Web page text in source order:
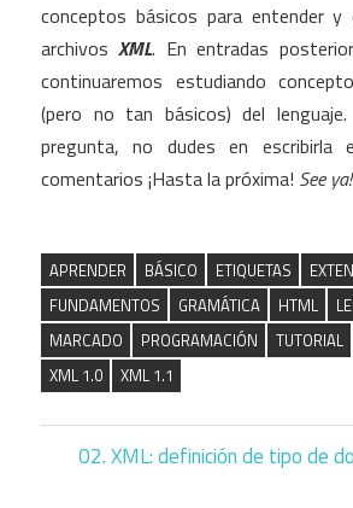
conceptos básicos para entender
archivosXML. En entradas
continuaremos estudiando
(pero no tan básicos) del
pregunta, no dudes en escribirla
comentarios ¡Hasta la próxima! See ya!
APRENDER BÁSICO ETIQUETAS
FUNDAMENTOS
GRAMÁTICA HTML
MARCADO
PROGRAMACIÓN TUTORIAL
XML 1.0
XML 1.1
Next
02. XML: definición de tipo de